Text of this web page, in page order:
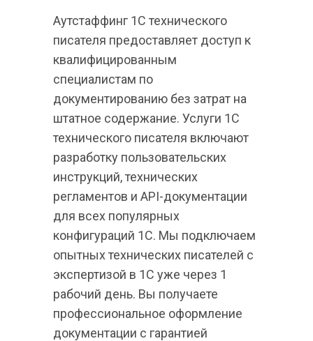
Аутстаффинг 1С технического
писателя предоставляет доступ к
квалифицированным
специалистам по
документированию без затрат на
штатное содержание. Услуги 1С
технического писателя включают
разработку пользовательских
инструкций, технических
регламентов и API-документации
для всех популярных
конфигураций 1С. Мы подключаем
опытных технических писателей с
экспертизой в 1С уже через 1
рабочий день. Вы получаете
профессиональное оформление
документации с гарантией